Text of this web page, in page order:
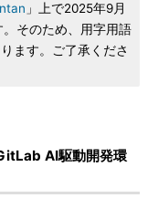
」上で2025年9月
そのため、用字用語
ます。ご了承くださ
AI駆動開発環